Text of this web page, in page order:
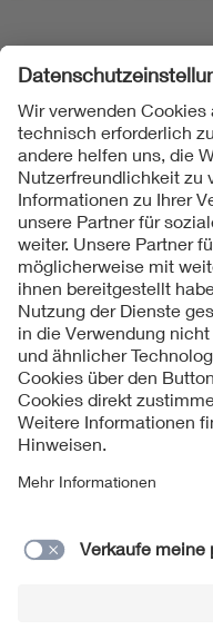
Folgen Sie uns
Kontakte
Service
Impressum
Datenschutzinformationen
Cookie Hinweise
Lieferantenportal
© 2026 VDE Verband der